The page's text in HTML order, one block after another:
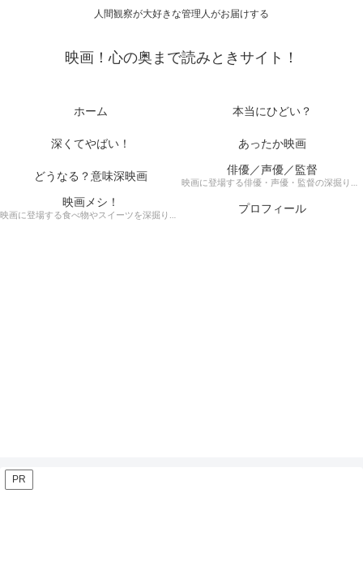
人間観察が大好きな管理人がお届けする
映画！心の奥まで読みときサイト！
ホーム 本当にひどい？
深くてやばい！ あったか映画
どうなる？意味深映画 俳優／声優／監督
映画に登場する俳優・声優・監督の深掘りまとめ記事！
映画メシ！
映画に登場する食べ物やスイーツを深掘り考察！ プロフィール
PR